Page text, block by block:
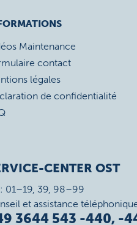
Maintenance
contact
légales
de confidentialité
CENTER OST
01–19, 39, 98–99
et assistance
3644 543 -440, -